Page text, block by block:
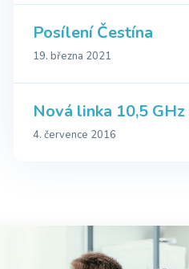
Posílení Čestína
19. března 2021
Nová linka 10,5 GHz
4. července 2016